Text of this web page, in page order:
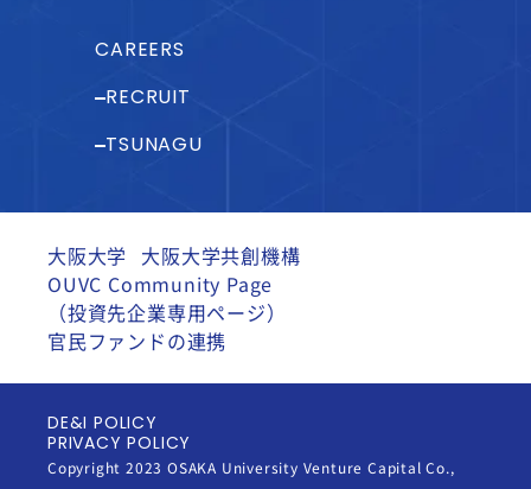
CAREERS
RECRUIT
TSUNAGU
大阪大学 大阪大学共創機構
OUVC Community Page
（投資先企業専用ページ）
官民ファンドの連携
Copyright 2023 OSAKA University Venture Capital Co.,
PRIVACY POLICY
DE&I POLICY